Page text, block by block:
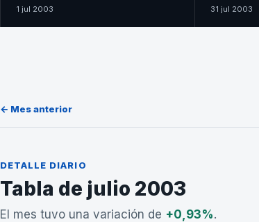
1 jul 2003 31 jul 2003
← Mes anterior
DETALLE DIARIO
Tabla de julio 2003
El mes tuvo una variación de +0,93%.